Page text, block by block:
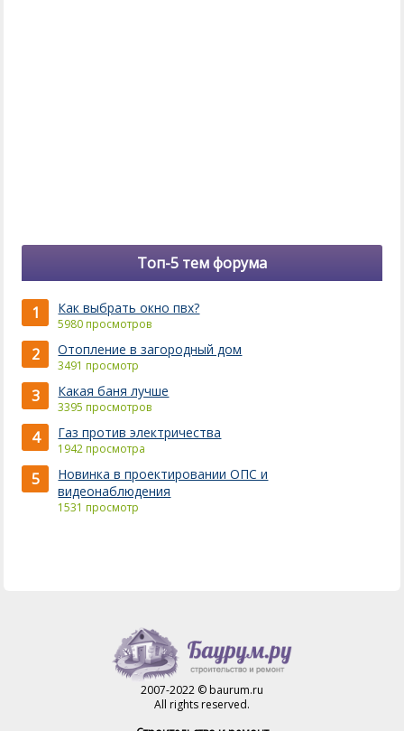
Топ-5 тем форума
1 Как выбрать окно пвх?
5980 просмотров
2 Отопление в загородный дом
3491 просмотр
3 Какая баня лучше
3395 просмотров
4 Газ против электричества
1942 просмотра
5
Новинка в проектировании ОПС и
видеонаблюдения
1531 просмотр
2007-2022 © baurum.ru
All rights reserved.